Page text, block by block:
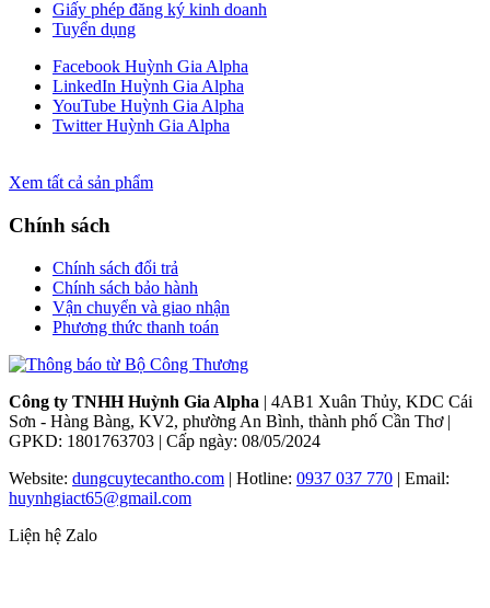
Giấy phép đăng ký kinh doanh
Tuyển dụng
Facebook Huỳnh Gia Alpha
LinkedIn Huỳnh Gia Alpha
YouTube Huỳnh Gia Alpha
Twitter Huỳnh Gia Alpha
Xem tất cả sản phẩm
Chính sách
Chính sách đổi trả
Chính sách bảo hành
Vận chuyển và giao nhận
Phương thức thanh toán
Công ty TNHH Huỳnh Gia Alpha | 4AB1 Xuân Thủy, KDC Cái
Sơn - Hàng Bàng, KV2, phường An Bình, thành phố Cần Thơ |
GPKD: 1801763703 | Cấp ngày: 08/05/2024
Website: dungcuytecantho.com | Hotline: 0937 037 770 | Email:
huynhgiact65@gmail.com
Liện hệ Zalo